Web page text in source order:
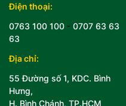
Điện thoại:
0763 100 100 - 0707 63 63
63
Địa chỉ:
55 Đường số 1, KDC. Bình
Hưng,
H. Bình Chánh, TP.HCM